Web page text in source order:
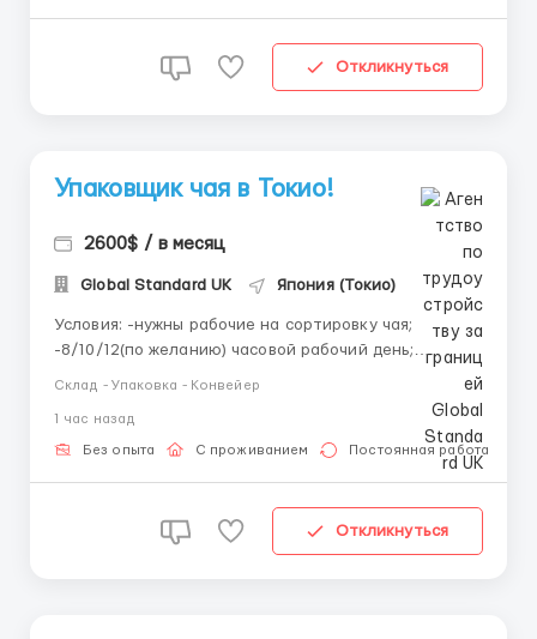
Откликнуться
Упаковщик чая в Токио!
2600$ / в месяц
Global Standard UK Япония (Токио)
Условия: -нужны рабочие на сортировку чая;
-8/10/12(по желанию) часовой рабочий день;
официальное трудоустройство по рабочей визе
-жилье оплачивается работодателем; Обязанности:
· фасовка готового чая на конвейере по упаковкам;
Склад - Упаковка - Конвейер
1 час назад
Без опыта С проживанием Постоянная работа
Откликнуться